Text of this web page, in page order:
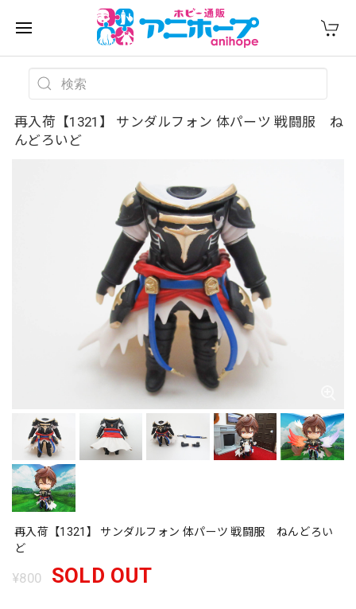
再入荷【1321】 サンダルフォン 体パーツ 戦闘服 ね
んどろいど
再入荷【1321】 サンダルフォン 体パーツ 戦闘服 ねんどろい
ど
¥800 SOLD OUT